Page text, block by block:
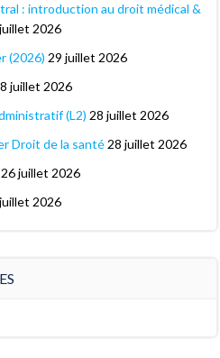
: introduction au droit médical &
2026
(2026) 29 juillet 2026
juillet 2026
(L2) 28 juillet 2026
Droit de la santé 28 juillet 2026
26 juillet 2026
2026